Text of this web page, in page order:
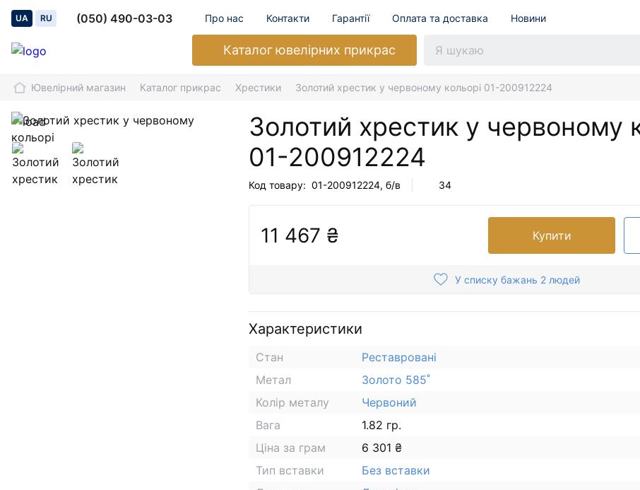
UA RU (050) 490-03-03 Про нас Контакти Гарантії Оплата та доставка Новини
Каталогювелірних прикрас
Ювелірний магазин Каталог прикрас Хрестики Золотий хрестик у червоному кольорі 01-200912224
Золотий хрестик у червоному
01-200912224
Код товару: 01-200912224, б/в 34
11 467 ₴ Купити
У списку бажань 2 людей
Характеристики
Стан
Реставровані
Метал
Золото 585˚
Колір металу
Червоний
Вага
1.82 гр.
Ціна за грам
6 301 ₴
Тип вставки
Без вставки